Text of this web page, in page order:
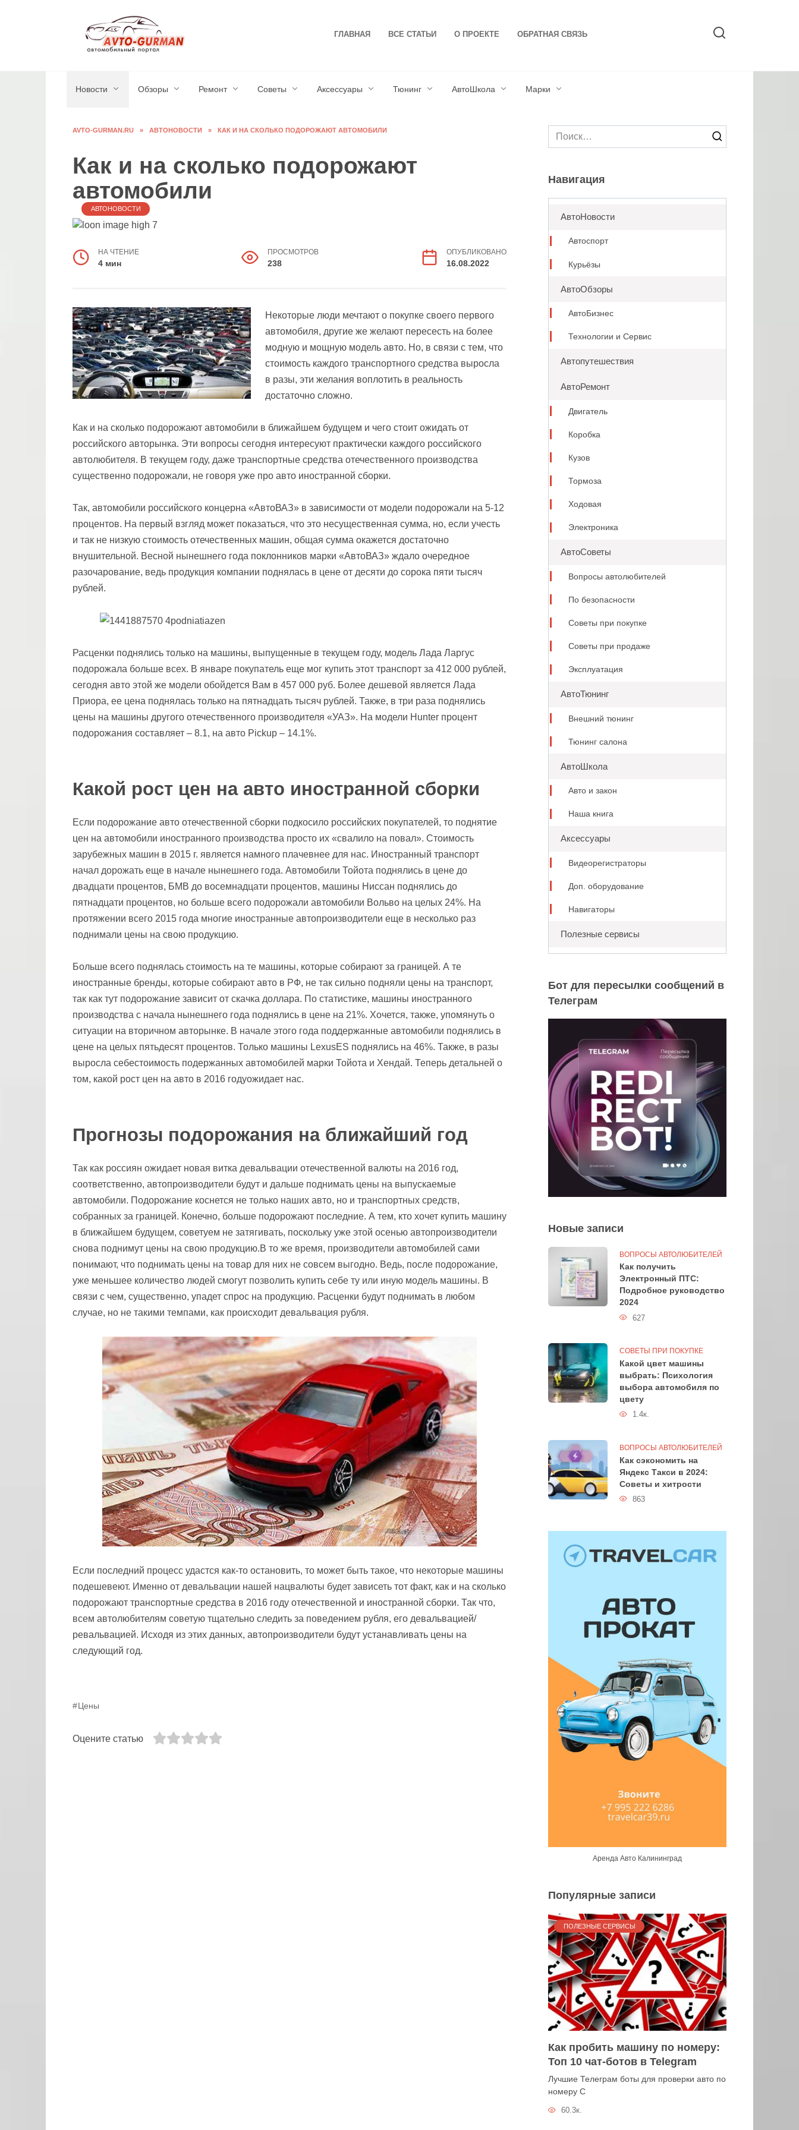
ГЛАВНАЯ ВСЕ СТАТЬИ О ПРОЕКТЕ ОБРАТНАЯ СВЯЗЬ
Новости Обзоры Ремонт Советы Аксессуары Тюнинг АвтоШкола Марки
AVTO-GURMAN.RU » АВТОНОВОСТИ » КАК И НА СКОЛЬКО ПОДОРОЖАЮТ АВТОМОБИЛИ
Как и на сколько подорожают
автомобили
АВТОНОВОСТИ
НА ЧТЕНИЕ
4 мин
ПРОСМОТРОВ
238
ОПУБЛИКОВАНО
16.08.2022
Некоторые люди мечтают о покупке своего первого
автомобиля, другие же желают пересесть на более
модную и мощную модель авто. Но, в связи с тем, что
стоимость каждого транспортного средства выросла
в разы, эти желания воплотить в реальность
достаточно сложно.
Как и на сколько подорожают автомобили в ближайшем будущем и чего стоит ожидать от
российского авторынка. Эти вопросы сегодня интересуют практически каждого российского
автолюбителя. В текущем году, даже транспортные средства отечественного производства
существенно подорожали, не говоря уже про авто иностранной сборки.
Так, автомобили российского концерна «АвтоВАЗ» в зависимости от модели подорожали на 5-12
процентов. На первый взгляд может показаться, что это несущественная сумма, но, если учесть
и так не низкую стоимость отечественных машин, общая сумма окажется достаточно
внушительной. Весной нынешнего года поклонников марки «АвтоВАЗ» ждало очередное
разочарование, ведь продукция компании поднялась в цене от десяти до сорока пяти тысяч
рублей.
Расценки поднялись только на машины, выпущенные в текущем году, модель Лада Ларгус
подорожала больше всех. В январе покупатель еще мог купить этот транспорт за 412 000 рублей,
сегодня авто этой же модели обойдется Вам в 457 000 руб. Более дешевой является Лада
Приора, ее цена поднялась только на пятнадцать тысяч рублей. Также, в три раза поднялись
цены на машины другого отечественного производителя «УАЗ». На модели Hunter процент
подорожания составляет – 8.1, на авто Pickup – 14.1%.
Какой рост цен на авто иностранной сборки
Если подорожание авто отечественной сборки подкосило российских покупателей, то поднятие
цен на автомобили иностранного производства просто их «свалило на повал». Стоимость
зарубежных машин в 2015 г. является намного плачевнее для нас. Иностранный транспорт
начал дорожать еще в начале нынешнего года. Автомобили Тойота поднялись в цене до
двадцати процентов, БМВ до восемнадцати процентов, машины Ниссан поднялись до
пятнадцати процентов, но больше всего подорожали автомобили Вольво на целых 24%. На
протяжении всего 2015 года многие иностранные автопроизводители еще в несколько раз
поднимали цены на свою продукцию.
Больше всего поднялась стоимость на те машины, которые собирают за границей. А те
иностранные бренды, которые собирают авто в РФ, не так сильно подняли цены на транспорт,
так как тут подорожание зависит от скачка доллара. По статистике, машины иностранного
производства с начала нынешнего года поднялись в цене на 21%. Хочется, также, упомянуть о
ситуации на вторичном авторынке. В начале этого года поддержанные автомобили поднялись в
цене на целых пятьдесят процентов. Только машины LexusES поднялись на 46%. Также, в разы
выросла себестоимость подержанных автомобилей марки Тойота и Хендай. Теперь детальней о
том, какой рост цен на авто в 2016 годуожидает нас.
Прогнозы подорожания на ближайший год
Так как россиян ожидает новая витка девальвации отечественной валюты на 2016 год,
соответственно, автопроизводители будут и дальше поднимать цены на выпускаемые
автомобили. Подорожание коснется не только наших авто, но и транспортных средств,
собранных за границей. Конечно, больше подорожают последние. А тем, кто хочет купить машину
в ближайшем будущем, советуем не затягивать, поскольку уже этой осенью автопроизводители
снова поднимут цены на свою продукцию.В то же время, производители автомобилей сами
понимают, что поднимать цены на товар для них не совсем выгодно. Ведь, после подорожание,
уже меньшее количество людей смогут позволить купить себе ту или иную модель машины. В
связи с чем, существенно, упадет спрос на продукцию. Расценки будут поднимать в любом
случае, но не такими темпами, как происходит девальвация рубля.
Если последний процесс удастся как-то остановить, то может быть такое, что некоторые машины
подешевеют. Именно от девальвации нашей нацвалюты будет зависеть тот факт, как и на сколько
подорожают транспортные средства в 2016 году отечественной и иностранной сборки. Так что,
всем автолюбителям советую тщательно следить за поведением рубля, его девальвацией/
ревальвацией. Исходя из этих данных, автопроизводители будут устанавливать цены на
следующий год.
Цены
Оцените статью
Search
for:
Навигация
АвтоНовости
Автоспорт
Курьёзы
АвтоОбзоры
АвтоБизнес
Технологии и Сервис
Автопутешествия
АвтоРемонт
Двигатель
Коробка
Кузов
Тормоза
Ходовая
Электроника
АвтоСоветы
Вопросы автолюбителей
По безопасности
Советы при покупке
Советы при продаже
Эксплуатация
АвтоТюнинг
Внешний тюнинг
Тюнинг салона
АвтоШкола
Авто и закон
Наша книга
Аксессуары
Видеорегистраторы
Доп. оборудование
Навигаторы
Полезные сервисы
Бот для пересылки сообщений в
Телеграм
Новые записи
ВОПРОСЫ АВТОЛЮБИТЕЛЕЙ
Как получить
Электронный ПТС:
Подробное руководство
2024
627
СОВЕТЫ ПРИ ПОКУПКЕ
Какой цвет машины
выбрать: Психология
выбора автомобиля по
цвету
1.4к.
ВОПРОСЫ АВТОЛЮБИТЕЛЕЙ
Как сэкономить на
Яндекс Такси в 2024:
Советы и хитрости
863
Аренда Авто Калининград
Популярные записи
ПОЛЕЗНЫЕ СЕРВИСЫ
Как пробить машину по номеру:
Топ 10 чат-ботов в Telegram
Лучшие Телеграм боты для проверки авто по
номеру С
60.3к.